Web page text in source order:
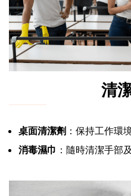
清
桌面清潔劑 ：保持工作環
消毒濕巾 ：隨時清潔手部